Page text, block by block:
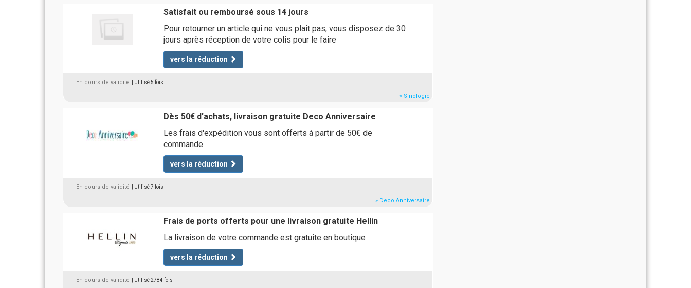
Satisfait ou remboursé sous 14 jours
Pour retourner un article qui ne vous plait pas, vous disposez de 30
jours après réception de votre colis pour le faire
vers la réduction
En cours de validité | Utilisé 5 fois
» Sinologie
Dès 50€ d'achats, livraison gratuite Deco Anniversaire
Les frais d'expédition vous sont offerts à partir de 50€ de
commande
vers la réduction
En cours de validité | Utilisé 7 fois
» Deco Anniversaire
Frais de ports offerts pour une livraison gratuite Hellin
La livraison de votre commande est gratuite en boutique
vers la réduction
En cours de validité | Utilisé 2784 fois